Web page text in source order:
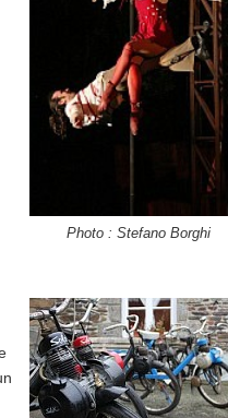
Photo : Stefano Borghi